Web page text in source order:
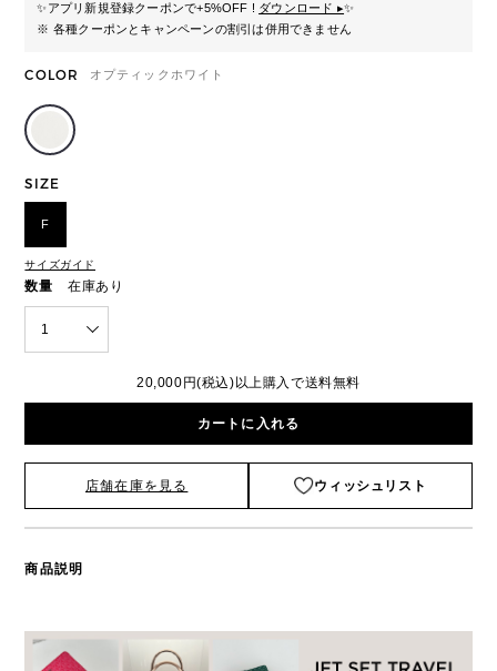
✨アプリ新規登録クーポンで+5%OFF ! ダウンロード ▸✨
※ 各種クーポンとキャンペーンの割引は併用できません
COLOR オプティックホワイト
SIZE
F
サイズガイド
数量 在庫あり
1
20,000円(税込)以上購入で送料無料
カートに入れる
店舗在庫を見る ウィッシュリスト
商品説明